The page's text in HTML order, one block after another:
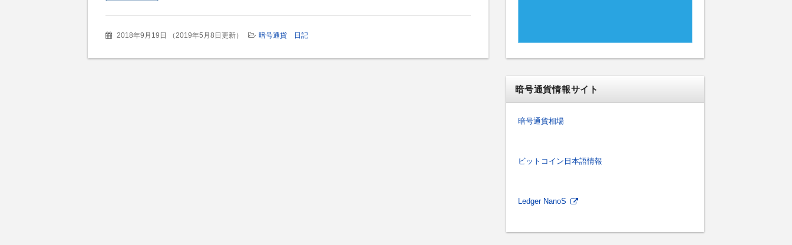
2018年9月19日 （2019年5月8日更新） 暗号通貨 日記
暗号通貨情報サイト
暗号通貨相場
ビットコイン日本語情報
Ledger NanoS